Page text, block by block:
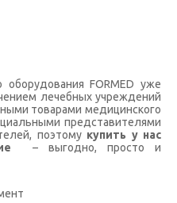
FORMED уже
лечебных учреждений
товарами медицинского
представителями
поэтому купить у нас
– выгодно, просто и